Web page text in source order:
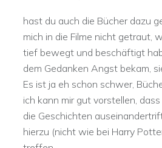
hast du auch die Bücher dazu
mich in die Filme nicht getraut,
tief bewegt und beschäftigt
dem Gedanken Angst bekam,
Es ist ja eh schon schwer,
ich kann mir gut vorstellen,
die Geschichten
hierzu (nicht wie bei Harry